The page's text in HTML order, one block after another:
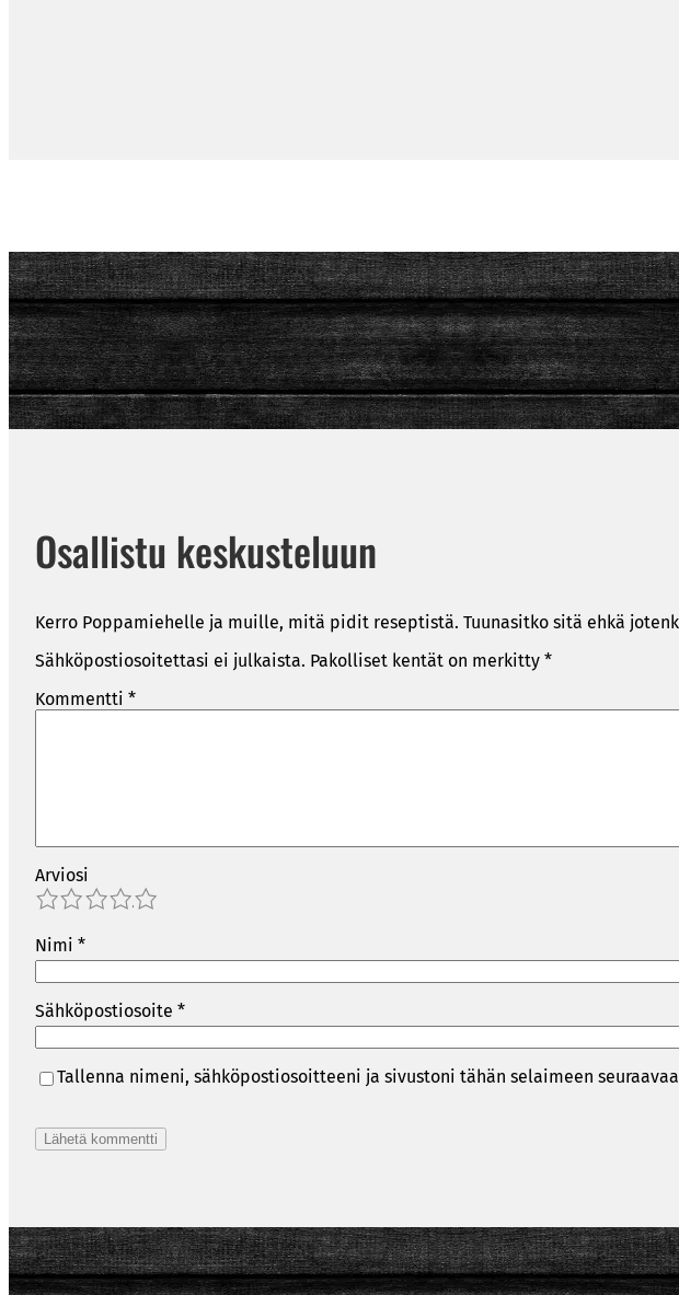
Osallistu keskusteluun
Kerro Poppamiehelle ja muille, mitä pidit reseptistä. Tuunasitko sitä ehkä
Sähköpostiosoitettasi ei julkaista. Pakolliset kentät on merkitty *
Kommentti *
Arviosi
4
3
2
1
Nimi *
Sähköpostiosoite *
Tallenna nimeni, sähköpostiosoitteeni ja sivustoni tähän selaimeen